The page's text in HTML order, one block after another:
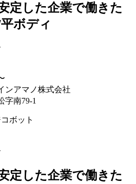
定した企業で働きた
ボディ
ンアマノ株式会社
字南79-1
ボット
定した企業で働きた